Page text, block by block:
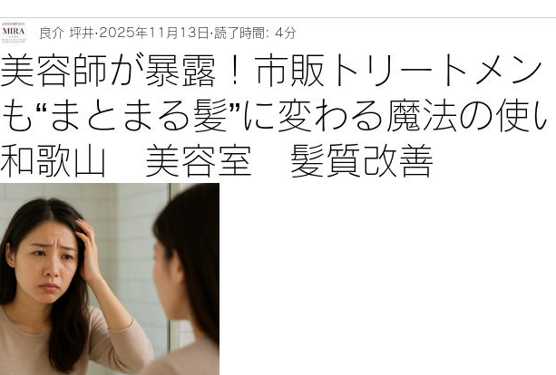
美容師が暴露！市販トリートメン
も“まとまる髪”に変わる魔法の
和歌山 美容室 髪質改善
良介 坪井 2025年11月13日 読了時間: 4分